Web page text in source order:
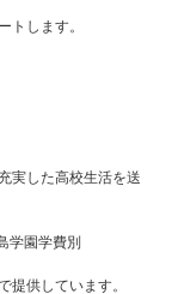
トします。
実した高校生活を送
学園学費別
提供しています。